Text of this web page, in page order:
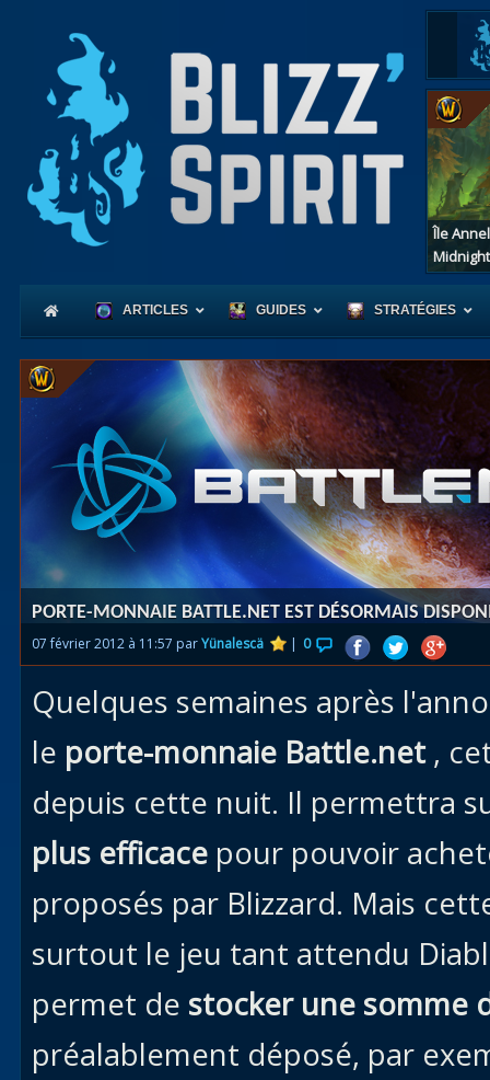
Île
Midnight
ARTICLES GUIDES
Coeur
Races
alliées
des îles
le vol
Uldum
Val
STRATÉGIES
PORTE-MONNAIE BATTLE.NET EST DÉSORMAIS
07 février 2012 à 11:57 parYünalescä | 0
Quelques semaines après
le porte-monnaie Battle.net,
depuis cette nuit. Il permettra
plus efficace pour pouvoir
proposés par Blizzard. Mais
surtout le jeu tant attendu
permet de stocker une somme
préalablement déposé, par